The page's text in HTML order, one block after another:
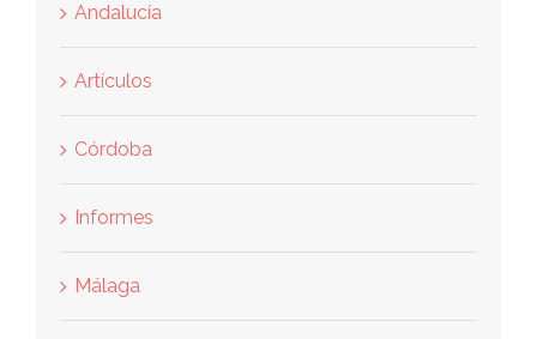
Andalucía
Artículos
Córdoba
Informes
Málaga